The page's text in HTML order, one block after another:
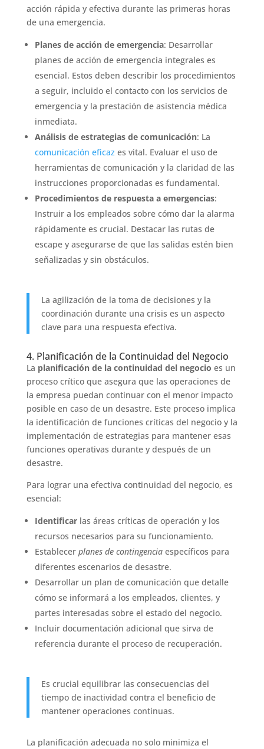
acción rápida y efectiva durante las primeras horas
de una emergencia.
Planes de acción de emergencia: Desarrollar
planes de acción de emergencia integrales es
esencial. Estos deben describir los procedimientos
a seguir, incluido el contacto con los servicios de
emergencia y la prestación de asistencia médica
inmediata.
Análisis de estrategias de comunicación: La
comunicación eficaz es vital. Evaluar el uso de
herramientas de comunicación y la claridad de las
instrucciones proporcionadas es fundamental.
Procedimientos de respuesta a emergencias:
Instruir a los empleados sobre cómo dar la alarma
rápidamente es crucial. Destacar las rutas de
escape y asegurarse de que las salidas estén bien
señalizadas y sin obstáculos.
La agilización de la toma de decisiones y la
coordinación durante una crisis es un aspecto
clave para una respuesta efectiva.
4. Planificación de la Continuidad del Negocio
La planificación de la continuidad del negocio es un
proceso crítico que asegura que las operaciones de
la empresa puedan continuar con el menor impacto
posible en caso de un desastre. Este proceso implica
la identificación de funciones críticas del negocio y la
implementación de estrategias para mantener esas
funciones operativas durante y después de un
desastre.
Para lograr una efectiva continuidad del negocio, es
esencial:
Identificarlas áreas críticas de operación y los
recursos necesarios para su funcionamiento.
Establecer planes de contingenciaespecíficos para
diferentes escenarios de desastre.
Desarrollar un plan de comunicación que detalle
cómo se informará a los empleados, clientes, y
partes interesadas sobre el estado del negocio.
Incluir documentación adicional que sirva de
referencia durante el proceso de recuperación.
Es crucial equilibrar las consecuencias del
tiempo de inactividad contra el beneficio de
mantener operaciones continuas.
La planificación adecuada no solo minimiza el